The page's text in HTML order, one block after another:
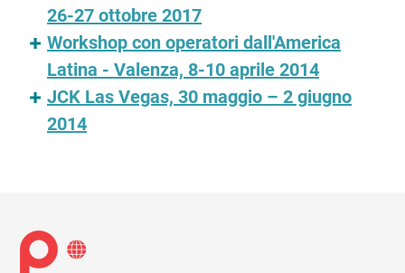
26-27 ottobre 2017
Workshop con operatori dall'America
Latina - Valenza, 8-10 aprile 2014
JCK Las Vegas, 30 maggio – 2 giugno
2014